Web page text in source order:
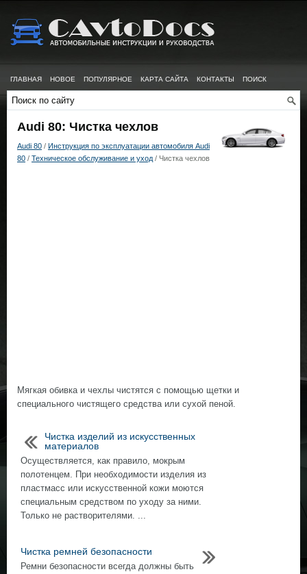
ГЛАВНАЯ НОВОЕ ПОПУЛЯРНОЕ КАРТА САЙТА КОНТАКТЫ ПОИСК
Audi 80: Чистка чехлов
Audi 80 / Инструкция по эксплуатации автомобиля Audi
80 / Техническое обслуживание и уход / Чистка чехлов
Мягкая обивка и чехлы чистятся с помощью щетки и
специального чистящего средства или сухой пеной.
Чистка изделий из искусственных
материалов
Осуществляется, как правило, мокрым
полотенцем. При необходимости изделия из
пластмасс или искусственной кожи моются
специальным средством по уходу за ними.
Только не растворителями. ...
Чистка ремней безопасности
Ремни безопасности всегда должны быть